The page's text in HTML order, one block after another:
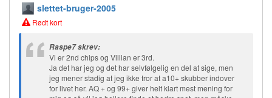
slettet-bruger-2005
Rødt kort
Raspe7 skrev:
Vi er 2nd chips og Villian er 3rd.
Ja det har jeg og det har selvfølgelig en del at sige, men
jeg mener stadig at jeg ikke tror at a10+ skubber indover
for livet her. AQ + og 99+ giver helt klart mest mening for